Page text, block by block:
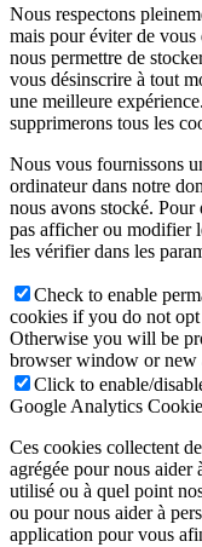
Nous respectons
mais pour éviter de
nous permettre de
vous désinscrire à tout
une meilleure
supprimerons tous les
Nous vous fournissons
ordinateur dans notre
nous avons stocké. Pour
pas afficher ou modifier
les vérifier dans les
Check to enable
cookies if you do not
Otherwise you will be
browser window or new
Click to enable/
Google Analytics
Ces cookies collectent
agrégée pour nous aider
utilisé ou à quel point
ou pour nous aider à
application pour vous